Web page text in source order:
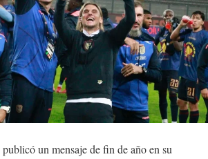
publicó un mensaje de fin de año en su